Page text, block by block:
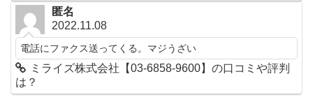
匿名
2022.11.08
電話にファクス送ってくる。マジうざい
ミライズ株式会社【03-6858-9600】の口コミや評判
は？